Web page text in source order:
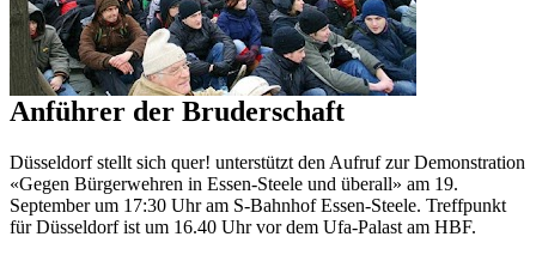
Anführer der Bruderschaft
Düsseldorf stellt sich quer! unterstützt den Aufruf zur Demonstration
«Gegen Bürgerwehren in Essen-Steele und überall» am 19.
September um 17:30 Uhr am S-Bahnhof Essen-Steele. Treffpunkt
für Düsseldorf ist um 16.40 Uhr vor dem Ufa-Palast am HBF.